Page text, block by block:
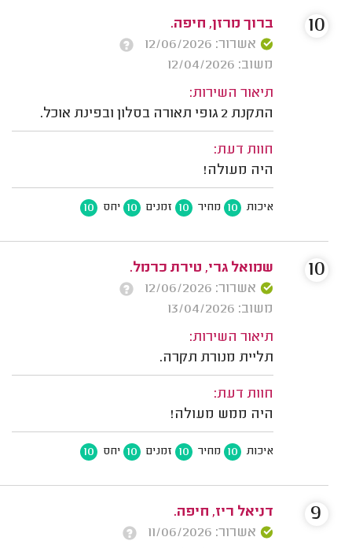
ברוך מרזן, חיפה.
אשרור: 12/06/2026
משוב: 12/04/2026
תיאור השירות:
התקנת 2 גופי תאורה בסלון ובפינת אוכל.
חוות דעת:
היה מעולה!
איכות 10 מחיר 10 זמנים 10 יחס 10
10
שמואל גרי, טירת כרמל.
אשרור: 12/06/2026
משוב: 13/04/2026
תיאור השירות:
תליית מנורת תקרה.
חוות דעת:
היה ממש מעולה!
איכות 10 מחיר 10 זמנים 10 יחס 10
10
דניאל ריז, חיפה.
אשרור: 11/06/2026
9